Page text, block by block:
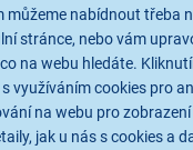
můžeme nabídnout třeba
stránce, nebo vám
na webu hledáte.
využíváním cookies pro
na webu pro
jak u nás s cookies a